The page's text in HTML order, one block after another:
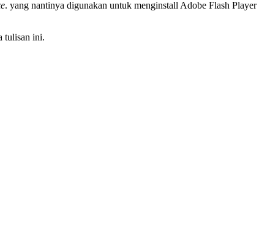
. yang nantinya digunakan untuk menginstall Adobe Flash Player
tulisan ini.